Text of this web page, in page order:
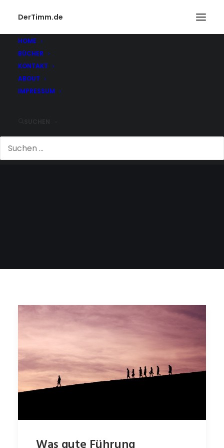
DerTimm.de
HOME
BÜCHER
KONTAKT
ABOUT
IMPRESSUM